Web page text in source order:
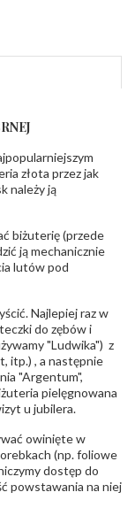
22 45-805
+48 77 54 90 100;
biuro@stelmach.pl
poniżej 3 lat
zawierają nikiel
złota przez jak
należy ją
biżuterię (przede
ją mechanicznie
lutów pod
Najlepiej raz w
do zębów i
"Ludwika") z
itp.) , a następnie
"Argentum",
pielęgnowana
u jubilera.
owinięte w
(np. foliowe
dostęp do
powstawania na niej